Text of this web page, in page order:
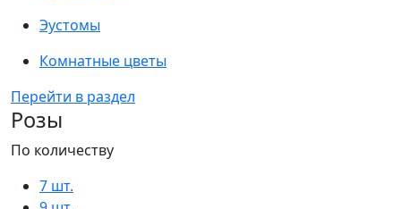
Эустомы
Комнатные цветы
Перейти в раздел
Розы
По количеству
7 шт.